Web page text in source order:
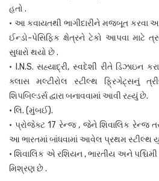
હતો .
• આ કવાયતથી ભાગીદારીને મજબૂત કરવા
ઈન્ડો-પેસિફિક ક્ષેત્રને ટેકો આપવા માટે
સુધારો થયો છે .
• I.N.S. સહ્યાદ્રી, સ્વદેશી રીતે ડિઝાઇન
ક્લાસ મલ્ટીરોલ સ્ટીલ્થ ફ્રિગેટ્સનું
શિપબિલ્ડર્સ દ્વારા બનાવવામાં આવી રહ્યું છે.
• લિ. (મુંબઈ).
• પ્રોજેક્ટ 17 રેન્જ , જેને શિવાલિક
આ ભારતમાં બાંધવામાં આવેલ પ્રથમ સ્ટીલ્થ
• શિવાલિક એ રશિયન , ભારતીય અને
મિશ્રણ છે .